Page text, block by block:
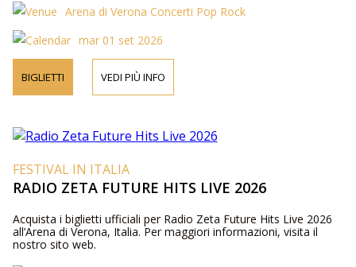
Arena di Verona Concerti Pop Rock
mar 01 set 2026
BIGLIETTI VEDI PIÙ INFO
FESTIVAL IN ITALIA
RADIO ZETA FUTURE HITS LIVE 2026
Acquista i biglietti ufficiali per Radio Zeta Future Hits Live 2026
all’Arena di Verona, Italia. Per maggiori informazioni, visita il
nostro sito web.